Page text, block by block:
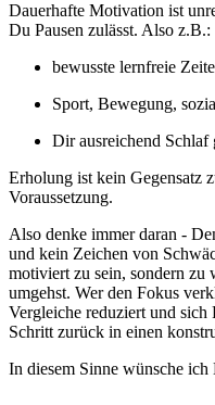
Dauerhafte Motivation ist
Du Pausen zulässt. Also z.B.:
bewusste lernfreie
Sport, Bewegung,
Dir ausreichend Schlaf
Erholung ist kein Gegensatz
Voraussetzung.
Also denke immer daran -
und kein Zeichen von
motiviert zu sein, sondern zu
umgehst. Wer den Fokus
Vergleiche reduziert und sich
Schritt zurück in einen
In diesem Sinne wünsche